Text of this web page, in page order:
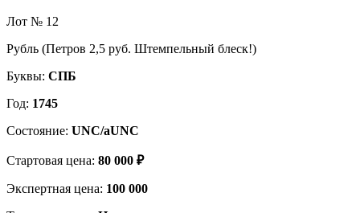
Лот № 12
Рубль (Петров 2,5 руб. Штемпельный блеск!)
Буквы: СПБ
Год: 1745
Состояние: UNC/aUNC
Стартовая цена: 80 000 ₽
Экспертная цена: 100 000